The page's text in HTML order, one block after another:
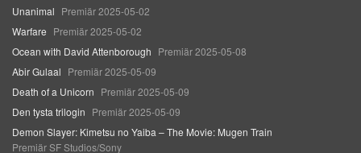
Unanimal Premiär 2025-05-02
Warfare Premiär 2025-05-02
Ocean with David Attenborough Premiär 2025-05-08
Abir Gulaal Premiär 2025-05-09
Death of a Unicorn Premiär 2025-05-09
Den tysta trilogin Premiär 2025-05-09
Demon Slayer: Kimetsu no Yaiba – The Movie: Mugen Train
Premiär SF Studios/Sony